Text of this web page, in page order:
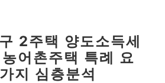
2주택 양도소득세
어촌주택 특례 요
지 심층분석